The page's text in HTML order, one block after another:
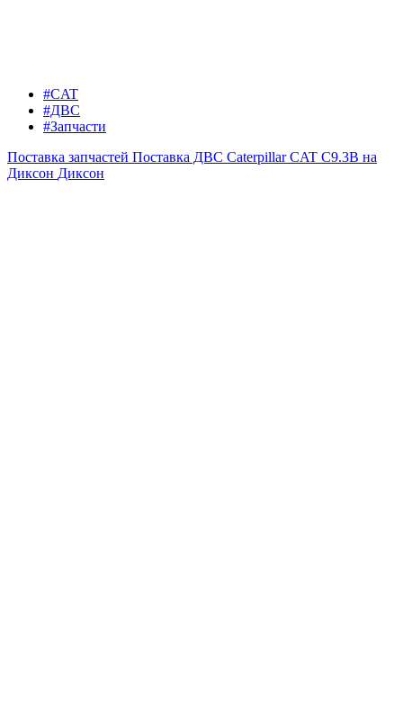
#CAT
#ДВС
#Запчасти
Поставка запчастей Поставка ДВС Caterpillar CAT C9.3B на
Диксон Диксон